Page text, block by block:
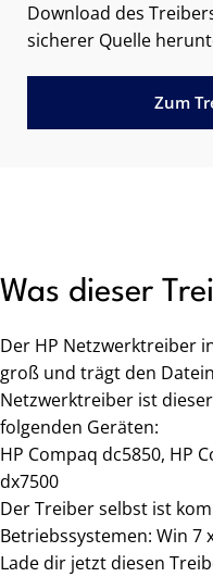
Download des
sicherer Quelle
Zum
Was dieser
Der HP Netzwerktreiber
groß und trägt den
Netzwerktreiber ist
folgenden Geräten:
HP Compaq dc5850, HP
dx7500
Der Treiber selbst ist
Betriebssystemen: Win 7
Lade dir jetzt diesen